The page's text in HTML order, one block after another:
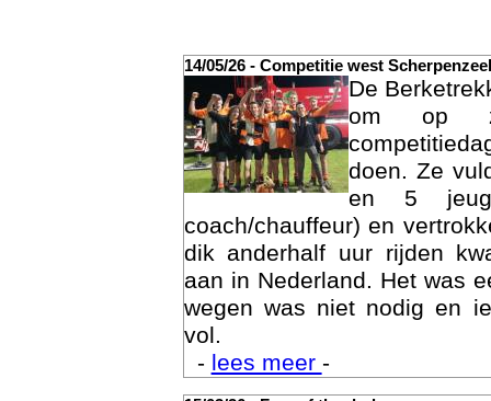
14/05/26 - Competitie west Scherpenzeel
De
om op
doen. Ze
en 5
coach/chauffeur) en
dik anderhalf uur rijden
aan in Nederland. Het was
wegen was niet nodig en
vol.
- lees meer -